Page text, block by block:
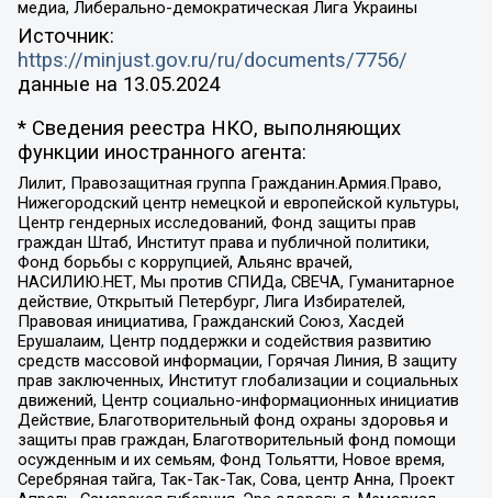
медиа, Либерально-демократическая Лига Украины
Источник:
https://minjust.gov.ru/ru/documents/7756/
данные на 13.05.2024
* Сведения реестра НКО, выполняющих
функции иностранного агента:
Лилит, Правозащитная группа Гражданин.Армия.Право,
Нижегородский центр немецкой и европейской культуры,
Центр гендерных исследований, Фонд защиты прав
граждан Штаб, Институт права и публичной политики,
Фонд борьбы с коррупцией, Альянс врачей,
НАСИЛИЮ.НЕТ, Мы против СПИДа, СВЕЧА, Гуманитарное
действие, Открытый Петербург, Лига Избирателей,
Правовая инициатива, Гражданский Союз, Хасдей
Ерушалаим, Центр поддержки и содействия развитию
средств массовой информации, Горячая Линия, В защиту
прав заключенных, Институт глобализации и социальных
движений, Центр социально-информационных инициатив
Действие, Благотворительный фонд охраны здоровья и
защиты прав граждан, Благотворительный фонд помощи
осужденным и их семьям, Фонд Тольятти, Новое время,
Серебряная тайга, Так-Так-Так, Сова, центр Анна, Проект